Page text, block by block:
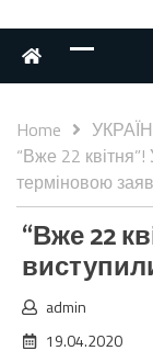
Home
“Вже 22
терміновою
“Вже 22
admin
19.04.2020